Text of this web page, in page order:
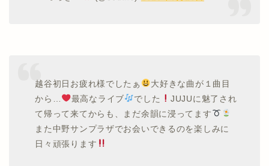
越谷初日お疲れ様でしたぁ
大好きな曲が１曲目
から…
最高なライブ でした
JUJUに魅了され
て帰って来てからも、まだ余韻に浸ってます
また中野サンプラザでお会いできるのを楽しみに
日々頑張ります